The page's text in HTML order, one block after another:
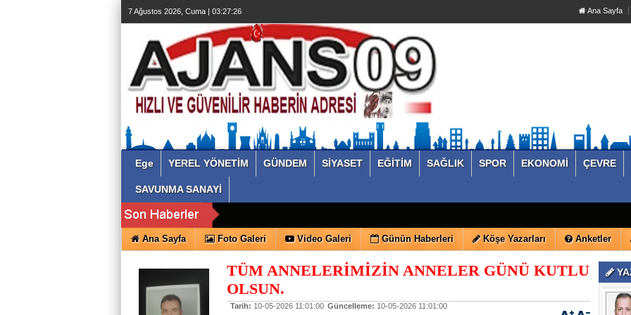
7 Ağustos 2026, Cuma | 03:27:26 Ana Sayfa
Ege YEREL YÖNETİM GÜNDEM SİYASET EĞİTİM SAĞLIK SPOR EKONOMİ ÇEVRE
SAVUNMA SANAYİ
Ana Sayfa Foto Galeri Video Galeri Günün Haberleri Köşe Yazarları Anketler
TÜM ANNELERİMİZİN ANNELER GÜNÜ KUTLU
OLSUN.
Tarih: 10-05-2026 11:01:00 Güncelleme: 10-05-2026 11:01:00